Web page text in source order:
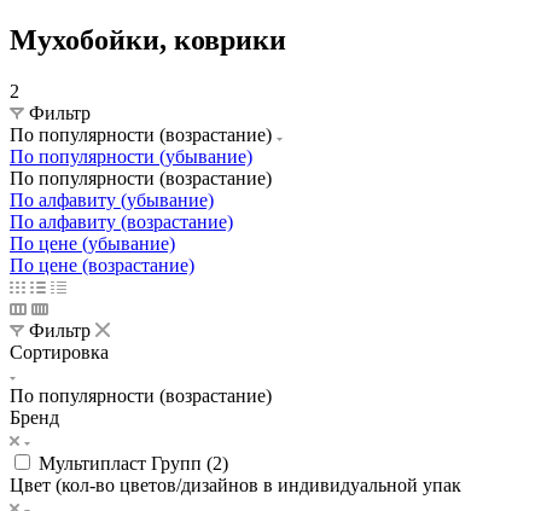
Мухобойки, коврики
2
Фильтр
По популярности (возрастание)
По популярности (убывание)
По популярности (возрастание)
По алфавиту (убывание)
По алфавиту (возрастание)
По цене (убывание)
По цене (возрастание)
Фильтр
Сортировка
По популярности (возрастание)
Бренд
Мультипласт Групп (2)
Цвет (кол-во цветов/дизайнов в индивидуальной упак